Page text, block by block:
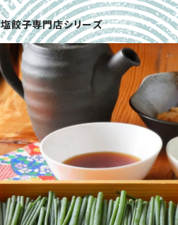
塩餃子専門店シリーズ